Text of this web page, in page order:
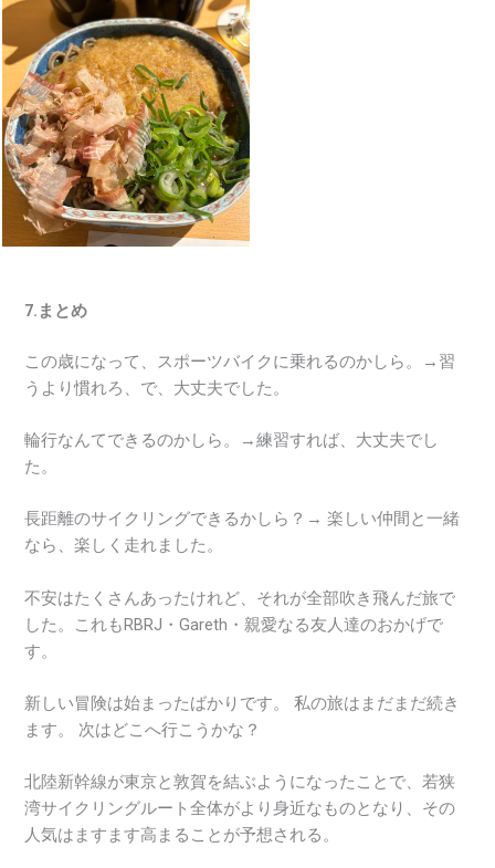
7.まとめ
この歳になって、スポーツバイクに乗れるのかしら。→習
うより慣れろ、で、大丈夫でした。
輪行なんてできるのかしら。→練習すれば、大丈夫でし
た。
長距離のサイクリングできるかしら？→ 楽しい仲間と一緒
なら、楽しく走れました。
不安はたくさんあったけれど、それが全部吹き飛んだ旅で
した。これもRBRJ・Gareth・親愛なる友人達のおかげで
す。
新しい冒険は始まったばかりです。 私の旅はまだまだ続き
ます。 次はどこへ行こうかな？
北陸新幹線が東京と敦賀を結ぶようになったことで、若狭
湾サイクリングルート全体がより身近なものとなり、その
人気はますます高まることが予想される。